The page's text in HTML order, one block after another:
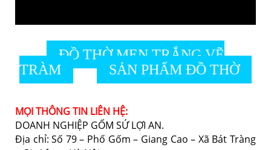
ĐỒ THỜ MEN TRẮNG VẼ
TRÀM
SẢN PHẨM ĐỒ THỜ
MỌI THÔNG TIN LIÊN HỆ:
DOANH NGHIỆP GỐM SỨ LỢI AN.
Địa chỉ: Số 79 – Phố Gốm – Giang Cao – Xã Bát Tràng